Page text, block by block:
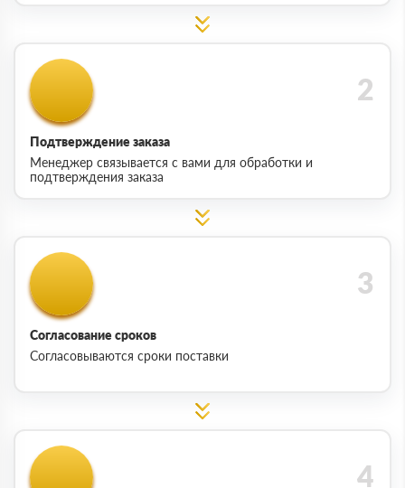
Подтверждение заказа
Менеджер связывается с вами для обработки и
подтверждения заказа
Согласование сроков
Согласовываются сроки поставки